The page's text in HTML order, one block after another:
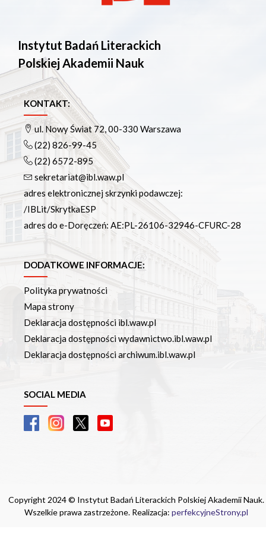
Instytut Badań Literackich
Polskiej Akademii Nauk
KONTAKT:
ul. Nowy Świat 72, 00-330 Warszawa
(22) 826-99-45
(22) 6572-895
sekretariat@ibl.waw.pl
adres elektronicznej skrzynki podawczej:
/IBLit/SkrytkaESP
adres do e-Doręczeń: AE:PL-26106-32946-CFURC-28
DODATKOWE INFORMACJE:
Polityka prywatności
Mapa strony
Deklaracja dostępności ibl.waw.pl
Deklaracja dostępności wydawnictwo.ibl.waw.pl
Deklaracja dostępności archiwum.ibl.waw.pl
SOCIAL MEDIA
Copyright 2024 © Instytut Badań Literackich Polskiej Akademii Nauk.
Wszelkie prawa zastrzeżone. Realizacja: perfekcyjneStrony.pl